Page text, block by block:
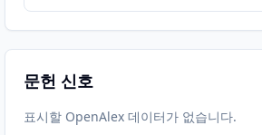
문헌 신호
표시할 OpenAlex 데이터가 없습니다.